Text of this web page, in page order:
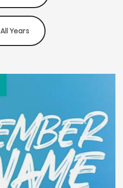
All Years